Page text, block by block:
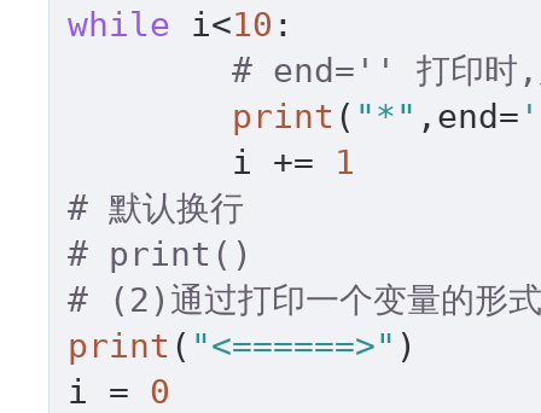
while i<10 :
# end='' 打印时,
print ( "*" ,end=
	i +=
1
# 默认换行
# print()
# (2)通过打印一个变量的形
print ( "<======>" )
i = 0